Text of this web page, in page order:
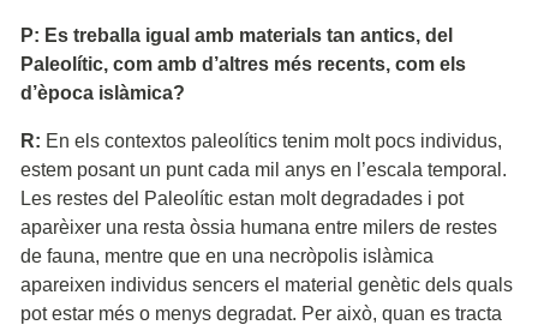
P: Es treballa igual amb materials tan antics, del
Paleolític, com amb d’altres més recents, com els
d’època islàmica?
R: En els contextos paleolítics tenim molt pocs individus,
estem posant un punt cada mil anys en l’escala temporal.
Les restes del Paleolític estan molt degradades i pot
aparèixer una resta òssia humana entre milers de restes
de fauna, mentre que en una necròpolis islàmica
apareixen individus sencers el material genètic dels quals
pot estar més o menys degradat. Per això, quan es tracta